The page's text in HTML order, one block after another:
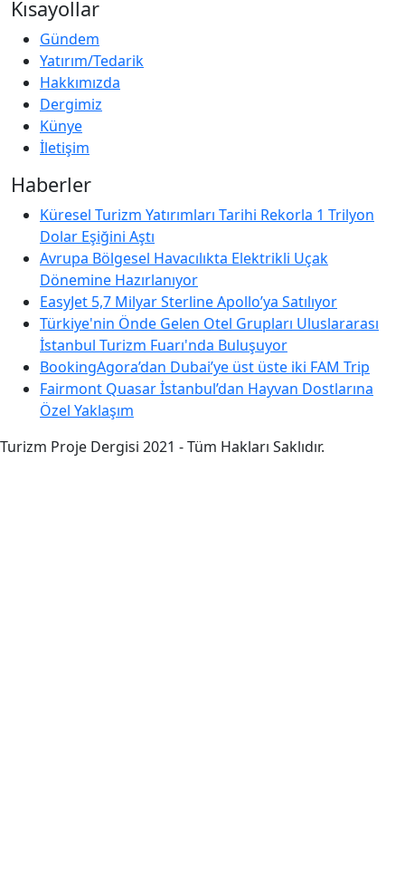
Kısayollar
Gündem
Yatırım/Tedarik
Hakkımızda
Dergimiz
Künye
İletişim
Haberler
Küresel Turizm Yatırımları Tarihi Rekorla 1 Trilyon
Dolar Eşiğini Aştı
Avrupa Bölgesel Havacılıkta Elektrikli Uçak
Dönemine Hazırlanıyor
EasyJet 5,7 Milyar Sterline Apollo’ya Satılıyor
Türkiye'nin Önde Gelen Otel Grupları Uluslararası
İstanbul Turizm Fuarı'nda Buluşuyor
BookingAgora’dan Dubai’ye üst üste iki FAM Trip
Fairmont Quasar İstanbul’dan Hayvan Dostlarına
Özel Yaklaşım
Turizm Proje Dergisi 2021 - Tüm Hakları Saklıdır.